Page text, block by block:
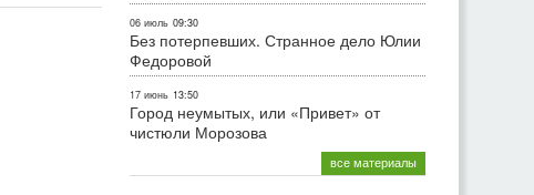
06 июль 09:30
Без потерпевших. Странное дело Юлии
Федоровой
17 июнь 13:50
Город неумытых, или «Привет» от
чистюли Морозова
все материалы